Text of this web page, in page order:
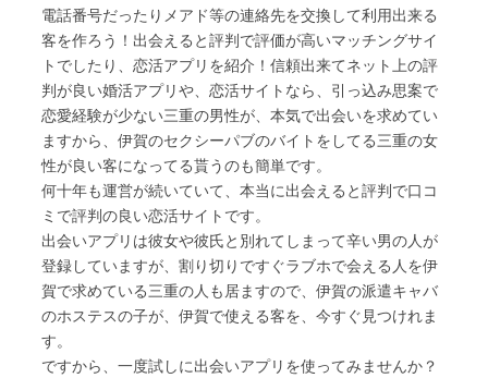
電話番号だったりメアド等の連絡先を交換して利用出来る
客を作ろう！出会えると評判で評価が高いマッチングサイ
トでしたり、恋活アプリを紹介！信頼出来てネット上の評
判が良い婚活アプリや、恋活サイトなら、引っ込み思案で
恋愛経験が少ない三重の男性が、本気で出会いを求めてい
ますから、伊賀のセクシーパブのバイトをしてる三重の女
性が良い客になってる貰うのも簡単です。
何十年も運営が続いていて、本当に出会えると評判で口コ
ミで評判の良い恋活サイトです。
出会いアプリは彼女や彼氏と別れてしまって辛い男の人が
登録していますが、割り切りですぐラブホで会える人を伊
賀で求めている三重の人も居ますので、伊賀の派遣キャバ
のホステスの子が、伊賀で使える客を、今すぐ見つけれま
す。
ですから、一度試しに出会いアプリを使ってみませんか？